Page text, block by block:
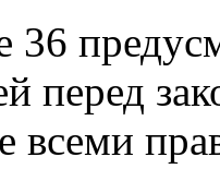
36
перед
всеми